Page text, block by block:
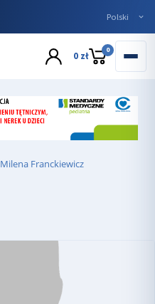
0 zł 0
Milena Franckiewicz